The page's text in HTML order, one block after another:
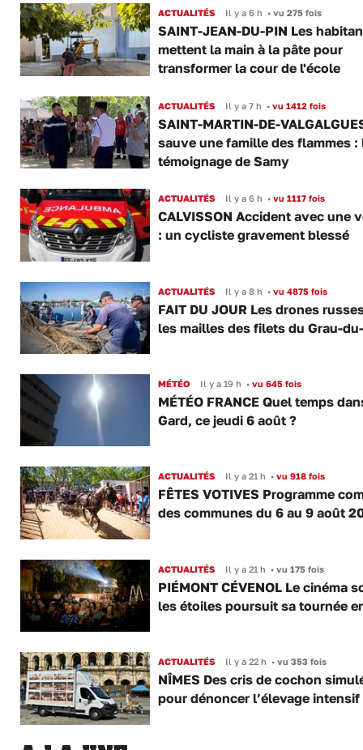
ACTUALITÉS Il y a 6 h •vu 275 fois
SAINT-JEAN-DU-PIN Les
mettent la main à la pâte pour
transformer la cour de l'école
ACTUALITÉS Il y a 7 h •vu 1412 fois
SAINT-MARTIN-DE-
sauve une famille des flammes :
témoignage de Samy
ACTUALITÉS Il y a 6 h •vu 1117 fois
CALVISSON Accident avec une
: un cycliste gravement blessé
ACTUALITÉS Il y a 8 h •vu 4875 fois
FAIT DU JOUR Les drones
les mailles des filets du Grau-
MÉTÉO Il y a 19 h •vu 645 fois
MÉTÉO FRANCE Quel temps
Gard, ce jeudi 6 août ?
ACTUALITÉS Il y a 21 h •vu 918 fois
FÊTES VOTIVES Programme
des communes du 6 au 9 août
ACTUALITÉS Il y a 21 h •vu 175 fois
PIÉMONT CÉVENOL Le cinéma
les étoiles poursuit sa tournée
ACTUALITÉS Il y a 22 h •vu 353 fois
NÎMES Des cris de cochon
pour dénoncer l’élevage intensif